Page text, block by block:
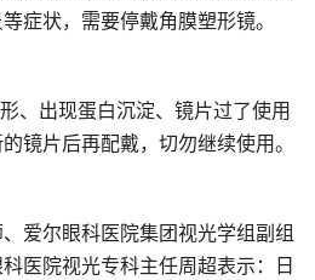
症状，需要停戴角膜塑形镜。
、出现蛋白沉淀、镜片过了使用
镜片后再配戴，切勿继续使用。
爱尔眼科医院集团视光学组副组
医院视光专科主任周超表示：日